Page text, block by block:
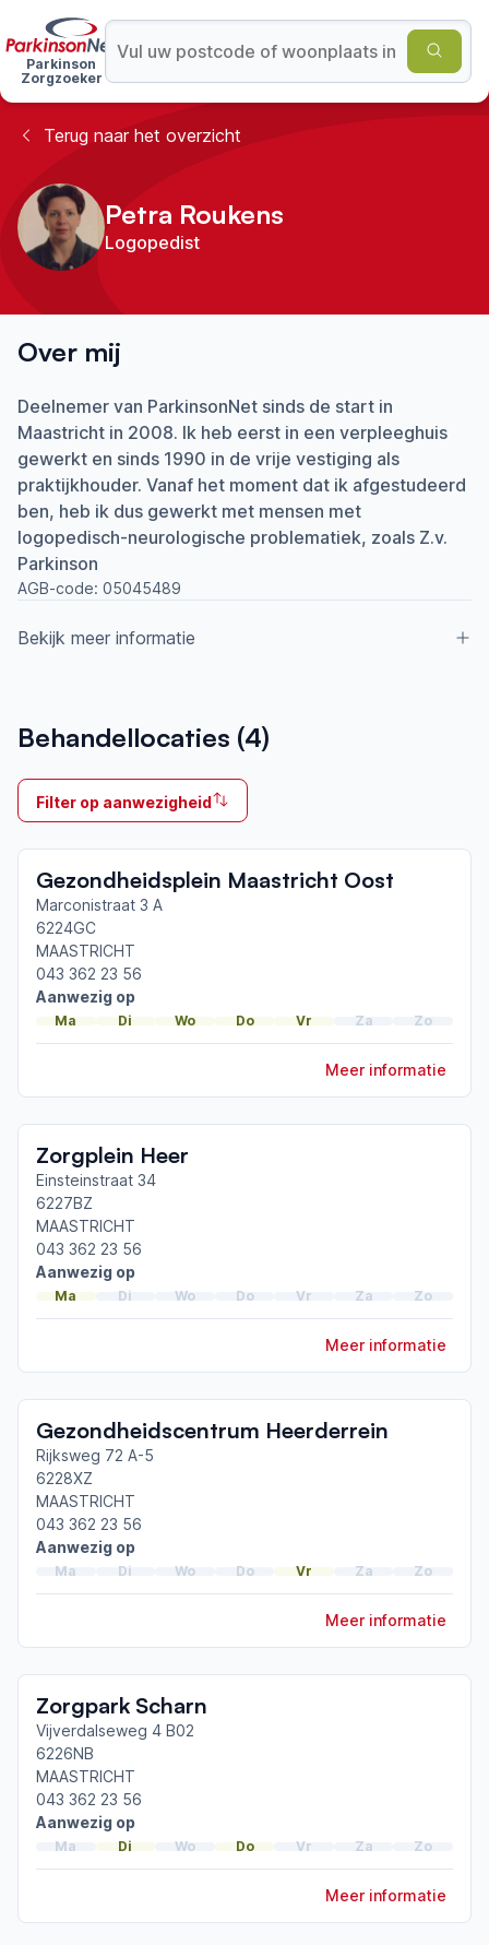
Parkinson
Zorgzoeker
Terug naar het overzicht
Petra Roukens
Logopedist
Over mij
Deelnemer van ParkinsonNet sinds de start in
Maastricht in 2008. Ik heb eerst in een verpleeghuis
gewerkt en sinds 1990 in de vrije vestiging als
praktijkhouder. Vanaf het moment dat ik afgestudeerd
ben, heb ik dus gewerkt met mensen met
logopedisch-neurologische problematiek, zoals Z.v.
Parkinson
AGB-code: 05045489
Bekijk meer informatie
2009
Ik behandel
Op locatie & Thuis
netwerk
Maastricht
Afgeronde ParkinsonNet-scholingen
ParkinsonNet congres 2026
ParkinsonNet congres 2025
Ataxie in de praktijk
Behandellocaties (4)
Filter op aanwezigheid
Gezondheidsplein Maastricht Oost
Marconistraat 3 A
6224GC
MAASTRICHT
043 362 23 56
Aanwezig op
Ma Di Wo Do Vr Za Zo
Meer informatie
Zorgplein Heer
Einsteinstraat 34
6227BZ
MAASTRICHT
043 362 23 56
Aanwezig op
Ma Di Wo Do Vr Za Zo
Meer informatie
Gezondheidscentrum Heerderrein
Rijksweg 72 A-5
6228XZ
MAASTRICHT
043 362 23 56
Aanwezig op
Ma Di Wo Do Vr Za Zo
Meer informatie
Zorgpark Scharn
Vijverdalseweg 4 B02
6226NB
MAASTRICHT
043 362 23 56
Aanwezig op
Ma Di Wo Do Vr Za Zo
Meer informatie